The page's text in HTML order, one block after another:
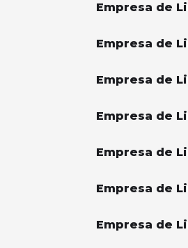
Empresa de
Empresa de
Empresa de
Empresa de
Empresa de
Empresa de
Empresa de